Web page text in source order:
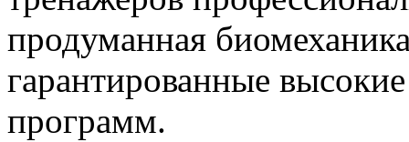
продуманная
гарантированные
программ.